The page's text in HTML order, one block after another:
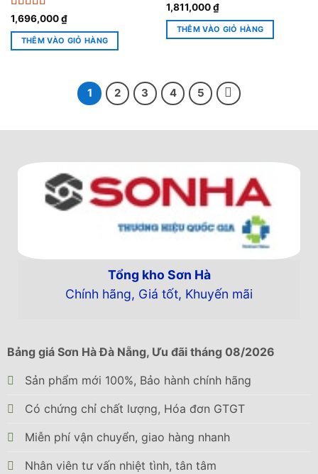
Được xếp
hạng55 sao
1,696,000₫
THÊM VÀO GIỎ HÀNG
Được xếp
hạng55 sao
1,811,000₫
THÊM VÀO GIỎ HÀNG
1 2 3 4 5
Tổng kho Sơn Hà
Chính hãng, Giá tốt, Khuyến mãi
Bảng giá Sơn Hà Đà Nẵng, Ưu đãi tháng 08/2026
Sản phẩm mới 100%, Bảo hành chính hãng
Có chứng chỉ chất lượng, Hóa đơn GTGT
Miễn phí vận chuyển, giao hàng nhanh
Nhân viên tư vấn nhiệt tình, tân tâm